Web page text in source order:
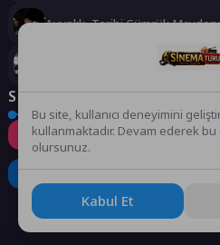
Ayvalık, Tarihi Gümrük
İlk Teleferik Heyecanını Alo
Sosyal Medya
Instagram Facebook
LinkedIn YouTube
Bu site, kullanıcı deneyimini
kullanmaktadır. Devam ederek
olursunuz.
Kabul Et